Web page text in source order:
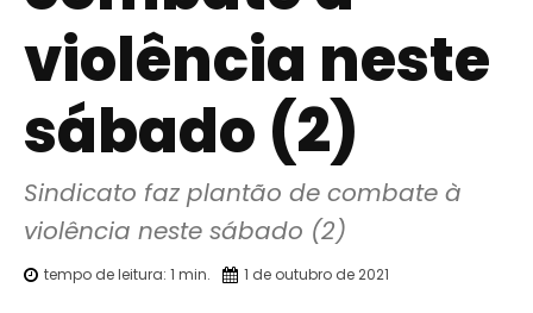
violência neste
sábado (2)
Sindicato faz plantão de combate à
violência neste sábado (2)
tempo de leitura: 1 min. 1 de outubro de 2021